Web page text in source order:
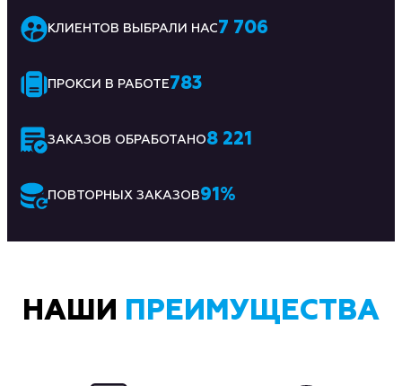
КЛИЕНТОВ ВЫБРАЛИ НАС7 706
ПРОКСИ В РАБОТЕ783
ЗАКАЗОВ ОБРАБОТАНО8 221
ПОВТОРНЫХ ЗАКАЗОВ91 %
НАШИ ПРЕИМУЩЕСТВА